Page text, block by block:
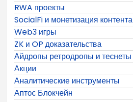
RWA проекты
SocialFi и монетизация контента
Web3 игры
ZK и OP доказательства
Айдропы ретродропы и теснеты
Акции
Аналитические инструменты
Аптос Блокчейн